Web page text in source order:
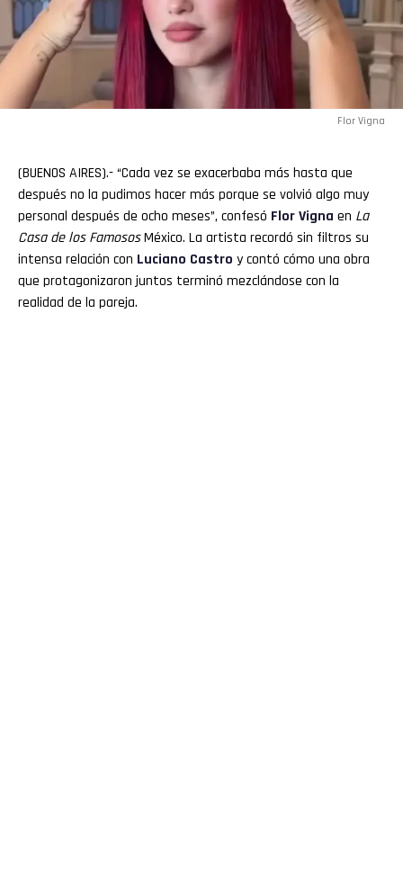
Flor Vigna
(BUENOS AIRES).- “Cada vez se exacerbaba más hasta que
después no la pudimos hacer más porque se volvió algo muy
personal después de ocho meses”, confesó Flor Vigna en La
Casa de los FamososMéxico. La artista recordó sin filtros su
intensa relación con Luciano Castro y contó cómo una obra
que protagonizaron juntos terminó mezclándose con la
realidad de la pareja.